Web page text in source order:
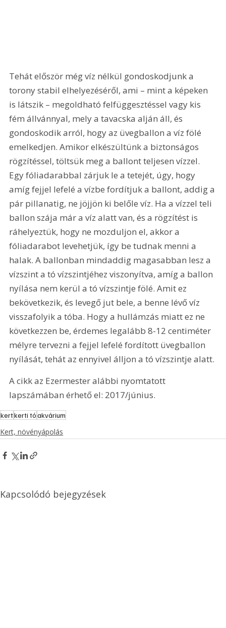
Tehát először még víz nélkül gondoskodjunk a
torony stabil elhelyezéséről, ami – mint a képeken
is látszik – megoldható felfüggesztéssel vagy kis
fém állvánnyal, mely a tavacska alján áll, és
gondoskodik arról, hogy az üvegballon a víz fölé
emelkedjen. Amikor elkészültünk a biztonságos
rögzítéssel, töltsük meg a ballont teljesen vízzel.
Egy fóliadarabbal zárjuk le a tetejét, úgy, hogy
amíg fejjel lefelé a vízbe fordítjuk a ballont, addig a
pár pillanatig, ne jöjjön ki belőle víz. Ha a vízzel teli
ballon szája már a víz alatt van, és a rögzítést is
ráhelyeztük, hogy ne mozduljon el, akkor a
fóliadarabot levehetjük, így be tudnak menni a
halak. A ballonban mindaddig magasabban lesz a
vízszint a tó vízszintjéhez viszonyítva, amíg a ballon
nyílása nem kerül a tó vízszintje fölé. Amit ez
bekövetkezik, és levegő jut bele, a benne lévő víz
visszafolyik a tóba. Hogy a hullámzás miatt ez ne
következzen be, érdemes legalább 8-12 centiméter
mélyre tervezni a fejjel lefelé fordított üvegballon
nyílását, tehát az ennyivel álljon a tó vízszintje alatt.
A cikk az Ezermester alábbi nyomtatott
lapszámában érhető el: 2017/június.
kertkerti tóakvárium
Kert, növényápolás
Kapcsolódó bejegyzések